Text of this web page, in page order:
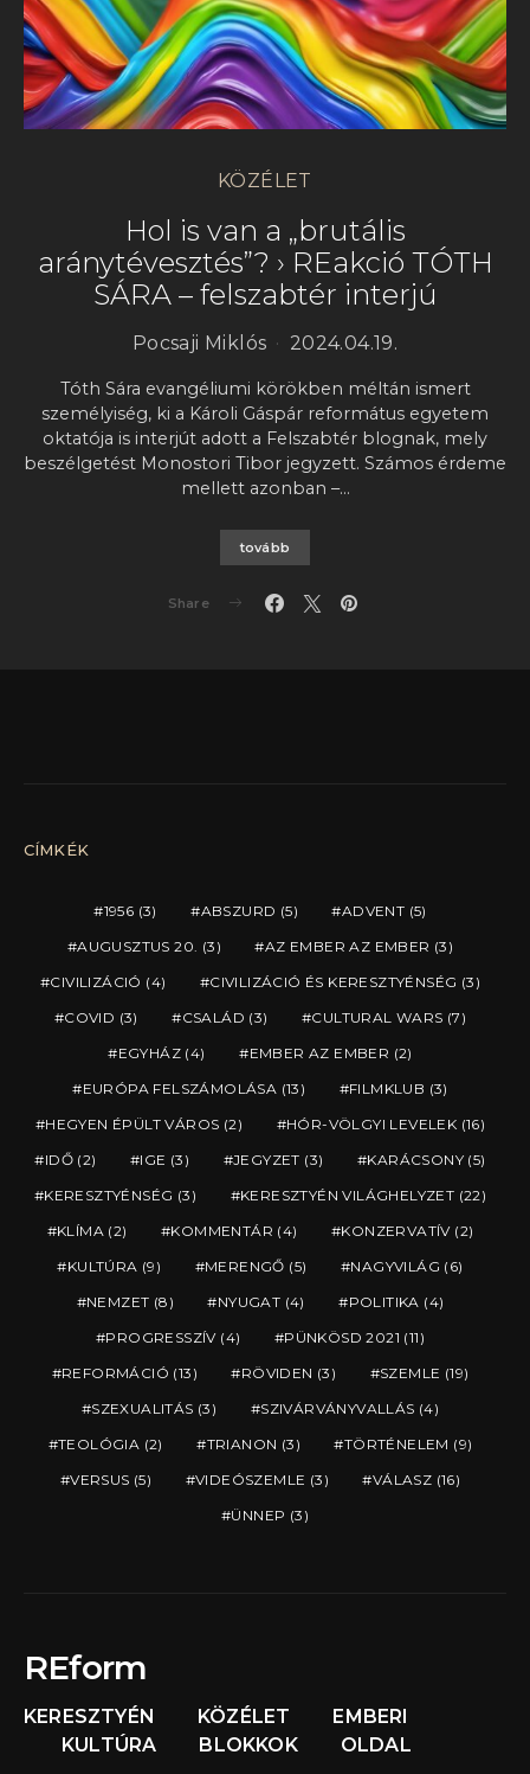
KÖZÉLET
Hol is van a „brutális
aránytévesztés”? › REakció TÓTH
SÁRA – felszabtér interjú
Pocsaji Miklós 2024.04.19.
Tóth Sára evangéliumi körökben méltán ismert
személyiség, ki a Károli Gáspár református egyetem
oktatója is interjút adott a Felszabtér blognak, mely
beszélgetést Monostori Tibor jegyzett. Számos érdeme
mellett azonban –…
tovább
Share
CÍMKÉK
1956 (3) ABSZURD (5) ADVENT (5)
AUGUSZTUS 20. (3) AZ EMBER AZ EMBER (3)
CIVILIZÁCIÓ (4) CIVILIZÁCIÓ ÉS KERESZTYÉNSÉG (3)
COVID (3) CSALÁD (3) CULTURAL WARS (7)
EGYHÁZ (4) EMBER AZ EMBER (2)
EURÓPA FELSZÁMOLÁSA (13) FILMKLUB (3)
HEGYEN ÉPÜLT VÁROS (2) HÓR-VÖLGYI LEVELEK (16)
IDŐ (2) IGE (3) JEGYZET (3) KARÁCSONY(5)
KERESZTYÉNSÉG (3) KERESZTYÉN VILÁGHELYZET (22)
KLÍMA (2) KOMMENTÁR (4) KONZERVATÍV(2)
KULTÚRA (9) MERENGŐ (5) NAGYVILÁG (6)
NEMZET (8) NYUGAT (4) POLITIKA (4)
PROGRESSZÍV(4) PÜNKÖSD 2021 (11)
REFORMÁCIÓ (13) RÖVIDEN (3) SZEMLE (19)
SZEXUALITÁS (3) SZIVÁRVÁNYVALLÁS (4)
TEOLÓGIA (2) TRIANON (3) TÖRTÉNELEM (9)
VERSUS (5) VIDEÓSZEMLE (3) VÁLASZ (16)
ÜNNEP (3)
REform
KERESZTYÉN KÖZÉLET
EMBERI
KULTÚRA
BLOKKOK OLDAL